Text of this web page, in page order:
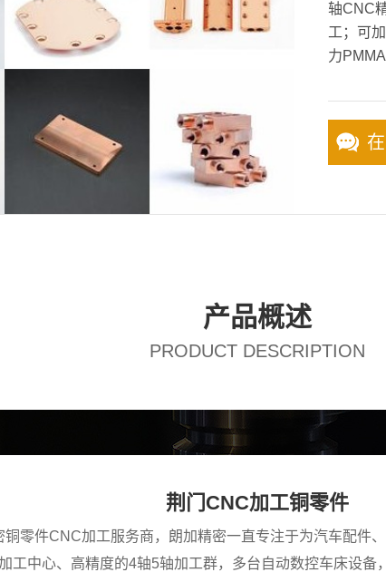
轴CNC
工；可
力
产品概述
PRODUCT DESCRIPTION
荆门CNC加工铜零件
零件CNC加工服务商，朗加精密一直专注于为汽车配件
工中心、高精度的4轴5轴加工群，多台自动数控车床设